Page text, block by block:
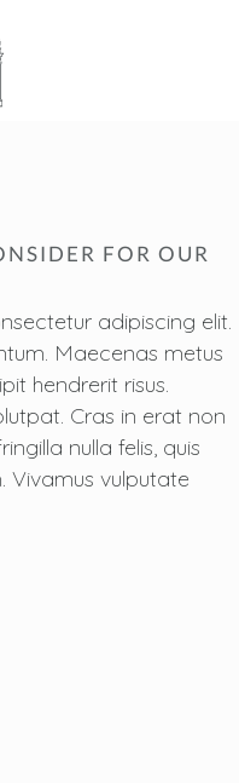
FOR OUR
adipiscing elit.
Maecenas metus
hendrerit risus.
Cras in erat non
nulla felis, quis
Vivamus vulputate